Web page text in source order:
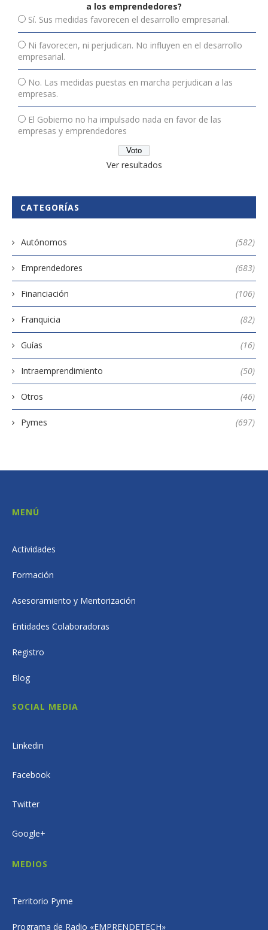
a los emprendedores?
Sí. Sus medidas favorecen el desarrollo empresarial.
Ni favorecen, ni perjudican. No influyen en el desarrollo
empresarial.
No. Las medidas puestas en marcha perjudican a las
empresas.
El Gobierno no ha impulsado nada en favor de las
empresas y emprendedores
Ver resultados
CATEGORÍAS
Autónomos (582)
Emprendedores (683)
Financiación (106)
Franquicia (82)
Guías (16)
Intraemprendimiento (50)
Otros (46)
Pymes (697)
MENÚ
Actividades
Formación
Asesoramiento y Mentorización
Entidades Colaboradoras
Registro
Blog
SOCIAL MEDIA
Linkedin
Facebook
Twitter
Google+
MEDIOS
Territorio Pyme
Programa de Radio «EMPRENDETECH»